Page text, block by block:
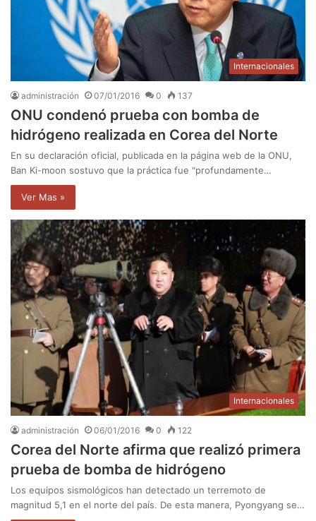
Internacionales
administración 07/01/2016 0 137
ONU condenó prueba con bomba de
hidrógeno realizada en Corea del Norte
En su declaración oficial, publicada en la página web de la ONU,
Ban Ki-moon sostuvo que la práctica fue "profundamente…
Ver Mas »
Internacionales
administración 06/01/2016 0 122
Corea del Norte afirma que realizó primera
prueba de bomba de hidrógeno
Los equipos sismológicos han detectado un terremoto de
magnitud 5,1 en el norte del país. De esta manera, Pyongyang se…